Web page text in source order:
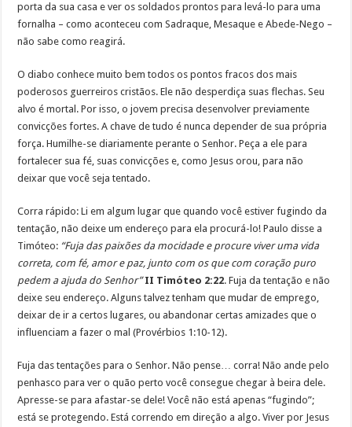
porta da sua casa e ver os soldados prontos para levá-lo para uma
fornalha – como aconteceu com Sadraque, Mesaque e Abede-Nego –
não sabe como reagirá.
O diabo conhece muito bem todos os pontos fracos dos mais
poderosos guerreiros cristãos. Ele não desperdiça suas flechas. Seu
alvo é mortal. Por isso, o jovem precisa desenvolver previamente
convicções fortes. A chave de tudo é nunca depender de sua própria
força. Humilhe-se diariamente perante o Senhor. Peça a ele para
fortalecer sua fé, suas convicções e, como Jesus orou, para não
deixar que você seja tentado.
Corra rápido: Li em algum lugar que quando você estiver fugindo da
tentação, não deixe um endereço para ela procurá-lo! Paulo disse a
Timóteo: “Fuja das paixões da mocidade e procure viver uma vida
correta, com fé, amor e paz, junto com os que com coração puro
pedem a ajuda do Senhor” II Timóteo 2:22. Fuja da tentação e não
deixe seu endereço. Alguns talvez tenham que mudar de emprego,
deixar de ir a certos lugares, ou abandonar certas amizades que o
influenciam a fazer o mal (Provérbios 1:10-12).
Fuja das tentações para o Senhor. Não pense… corra! Não ande pelo
penhasco para ver o quão perto você consegue chegar à beira dele.
Apresse-se para afastar-se dele! Você não está apenas “fugindo”;
está se protegendo. Está correndo em direção a algo. Viver por Jesus